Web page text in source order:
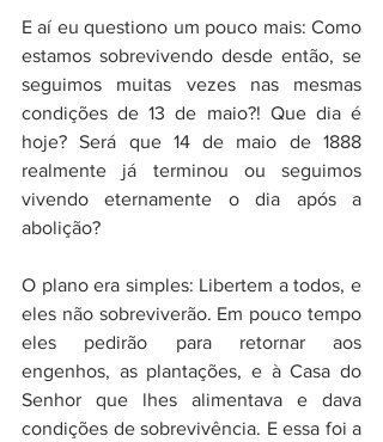
E aí eu questiono um pouco mais: Como
estamos sobrevivendo desde então, se
seguimos muitas vezes nas mesmas
condições de 13 de maio?! Que dia é
hoje? Será que 14 de maio de 1888
realmente já terminou ou seguimos
vivendo eternamente o dia após a
abolição?
O plano era simples: Libertem a todos, e
eles não sobreviverão. Em pouco tempo
eles pedirão para retornar aos
engenhos, as plantações, e à Casa do
Senhor que lhes alimentava e dava
condições de sobrevivência. E essa foi a